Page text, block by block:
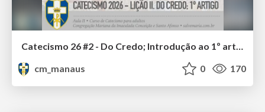
cm_manaus
0 170